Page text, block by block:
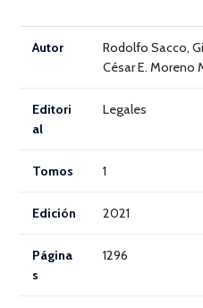
Autor
Rodolfo Sacco,
César E. Moreno
Editori
al
Legales
Tomos 1
Edición 2021
Página
s
1296